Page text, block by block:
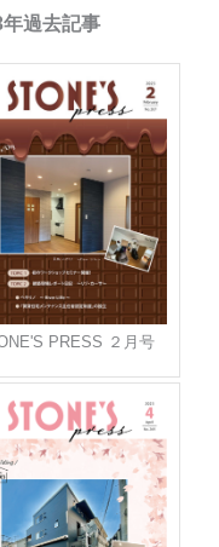
過去記事
PRESS ２月号